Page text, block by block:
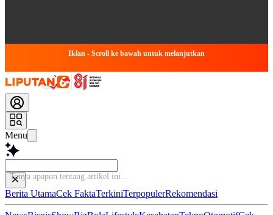
Iklan - Scroll ke bawah untuk melanjutkan
Menu
Tanya apapun tentang art
Berita UtamaCek FaktaTerkiniTerpopulerRekomendasi